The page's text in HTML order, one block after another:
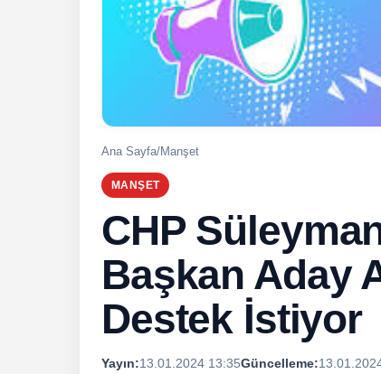
Ana Sayfa/Manşet
MANŞET
CHP
Başkan Aday
Destek İstiyor
Yayın:13.01.2024 13:35Güncelleme: